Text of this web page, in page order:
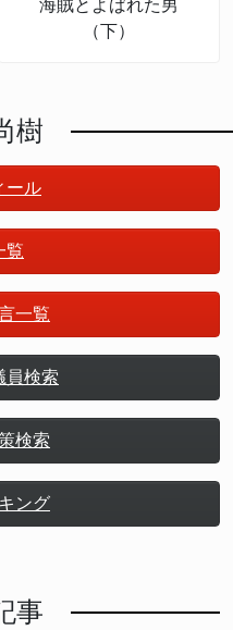
海賊とよばれた男
（下）
樹
ール
覧
一覧
員検索
検索
ング
事